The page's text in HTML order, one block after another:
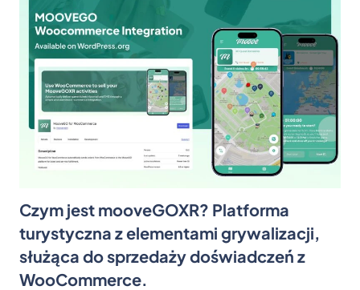
Czym jest mooveGOXR? Platforma
turystyczna z elementami grywalizacji,
służąca do sprzedaży doświadczeń z
WooCommerce.